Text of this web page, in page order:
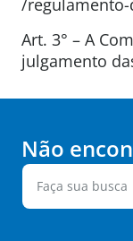
/
Art. 3° – A
julgamento
Não